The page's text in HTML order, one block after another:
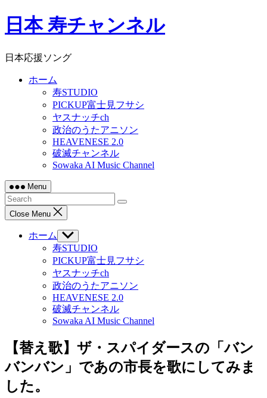
Skip
to日本 寿チャンネル
日本応援ソング
ホーム
寿STUDIO
PICKUP富士見フサシ
ヤスナッチch
政治のうたアニソン
HEAVENESE 2.0
破滅チャンネル
Sowaka AI Music Channel
Menu
Close Menu
ホーム
Show
sub
menu
寿STUDIO
PICKUP富士見フサシ
ヤスナッチch
政治のうたアニソン
HEAVENESE 2.0
破滅チャンネル
Sowaka AI Music Channel
【替え歌】ザ・スパイダースの「バン
バンバン」であの市長を歌にしてみま
した。